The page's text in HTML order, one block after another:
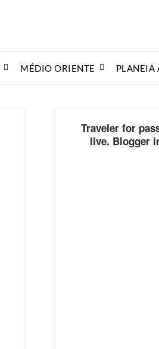
MÉDIO ORIENTE PLANEIA
Traveler for
live. Blogger